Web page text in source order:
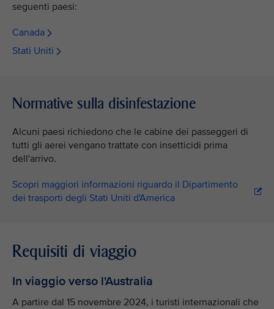
seguenti paesi:
Canada
Stati Uniti
Normative sulla disinfestazione
Alcuni paesi richiedono che le cabine dei passeggeri di
tutti gli aerei vengano trattate con insetticidi prima
dell'arrivo.
Scopri maggiori informazioni riguardo il Dipartimento
dei trasporti degli Stati Uniti d'America
Requisiti di viaggio
In viaggio verso l'Australia
A partire dal 15 novembre 2024, i turisti internazionali che